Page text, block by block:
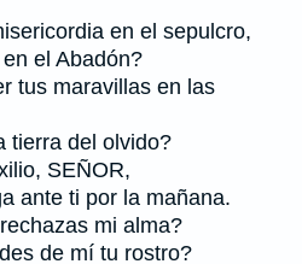
en el sepulcro,
el Abadón?
tus maravillas en las
del olvido?
SEÑOR,
ti por la mañana.
mi alma?
de mí tu rostro?